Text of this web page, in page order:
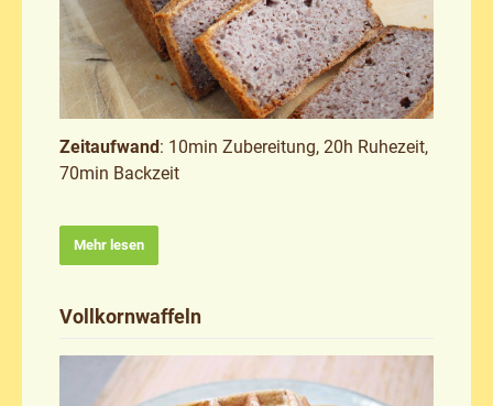
Zeitaufwand : 10min Zubereitung, 20h Ruhezeit,
70min Backzeit
Mehr lesen
Vollkornwaffeln